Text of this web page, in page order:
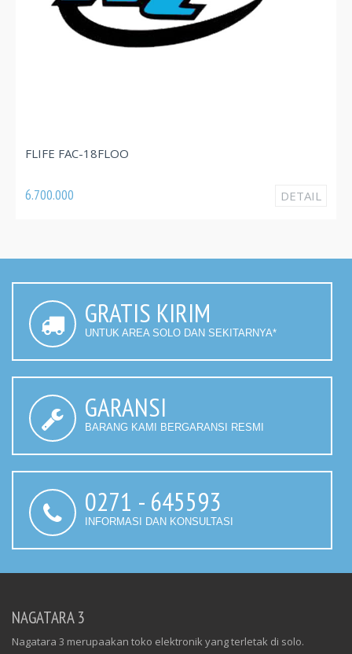
3.820.000
GRATIS KIRIM
UNTUK AREA SOLO DAN SEKITARNYA*
GARANSI
BARANG KAMI BERGARANSI RESMI
0271 - 645593
INFORMASI DAN KONSULTASI
NAGATARA 3
Nagatara 3 merupaakan toko elektronik yang terletak di solo.